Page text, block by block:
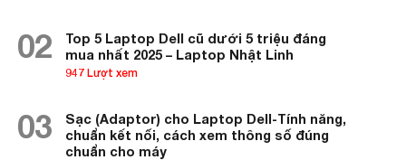
02
Top 5 Laptop Dell cũ dưới 5 triệu đáng
mua nhất 2025 – Laptop Nhật Linh
947 Lượt xem
03
Sạc (Adaptor) cho Laptop Dell-Tính năng,
chuẩn kết nối, cách xem thông số đúng
chuẩn cho máy